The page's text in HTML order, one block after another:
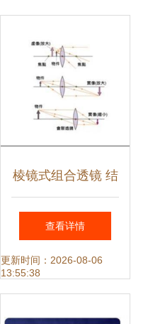
棱镜式组合透镜 结
构、原理与应用解
析
查看详情
更新时间：2026-08-06
13:55:38